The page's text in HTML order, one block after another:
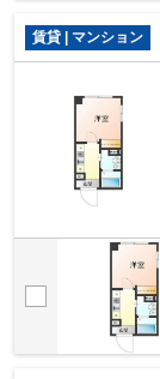
賃貸 | マンション